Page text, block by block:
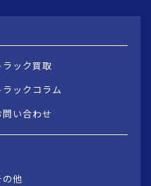
ラック買取
ラックコラム
問い合わせ
の他